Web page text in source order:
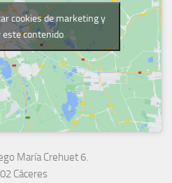
cookies de marketing y
contenido
María Crehuet 6.
Cáceres